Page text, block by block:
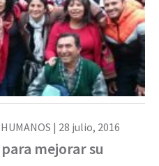
| 28 julio, 2016
mejorar su